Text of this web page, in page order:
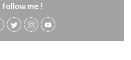
follow me !